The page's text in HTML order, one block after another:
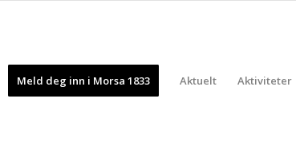
Meld deg inn i Morsa 1833 Aktuelt Aktiviteter